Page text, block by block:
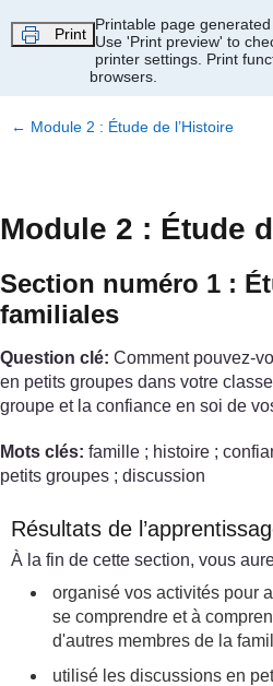
Print
Printable page
Use 'Print preview' to
printer settings. Print
browsers.
← Module 2 : Étude de l’Histoire
Module 2 : Étude
Section numéro 1 :
familiales
Question clé: Comment pouvez-
en petits groupes dans votre
groupe et la confiance en soi de
Mots clés: famille ; histoire ;
petits groupes ; discussion
Résultats de
À la fin de cette section, vous
organisé vos activités pour
se comprendre et à
d'autres membres de la
utilisé les discussions en